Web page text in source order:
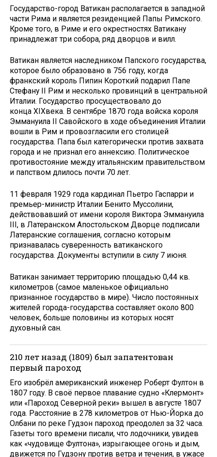
Государство-город Ватикан располагается в западной
части Рима и является резиденцией Папы Римского.
Кроме того, в Риме и его окрестностях Ватикану
принадлежат три собора, ряд дворцов и вилл.
Ватикан является наследником Папского государства,
которое было образовано в 756 году, когда
франкский король Пипин Короткий подарил Папе
Стефану II Рим и несколько провинций в центральной
Италии. Государство просуществовало до
конца XIXвека. В сентябре 1870 года войска короля
Эммануила II Савойского в ходе объединения Италии
вошли в Рим и провозгласили его столицей
государства. Папа был категорически против захвата
города и не признал его аннексию. Политическое
противостояние между итальянским правительством
и папством длилось почти 70 лет.
11 февраля 1929 года кардинал Пьетро Гаспарри и
премьер-министр Италии Бенито Муссолини,
действовавший от имени короля Виктора Эммануила
III, в Латеранском Апостольском Дворце подписали
Латеранские соглашения, согласно которым
признавалась суверенность ватиканского
государства. Документы вступили в силу 7 июня.
Ватикан занимает территорию площадью 0,44 кв.
километров (самое маленькое официально
признанное государство в мире). Число постоянных
жителей города-государства составляет около 800
человек, больше половины из которых носят
духовный сан.
210 лет назад (1809) был запатентован
первый пароход
Его изобрёл американский инженер Роберт Фултон в
1807 году. В своё первое плавание судно «Клермонт»
или «Пароход Северной реки» вышел в августе 1807
года. Расстояние в 278 километров от Нью-Йорка до
Олбани по реке Гудзон пароход преодолел за 32 часа.
Газеты того времени писали, что лодочники, увидев
как «чудовище Фултона», изрыгающее огонь и дым,
движется по Гудзону против ветра и течения, в ужасе